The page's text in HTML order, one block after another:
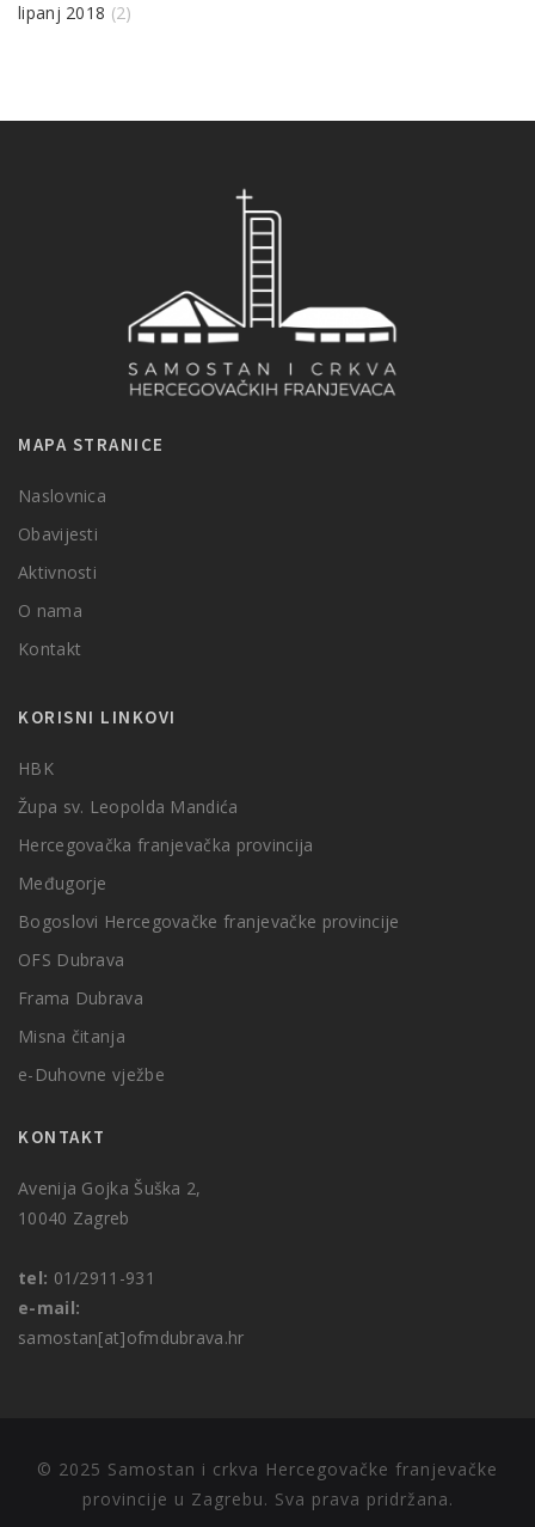
lipanj 2018 (2)
MAPA STRANICE
Naslovnica
Obavijesti
Aktivnosti
O nama
Kontakt
KORISNI LINKOVI
HBK
Župa sv. Leopolda Mandića
Hercegovačka franjevačka provincija
Međugorje
Bogoslovi Hercegovačke franjevačke provincije
OFS Dubrava
Frama Dubrava
Misna čitanja
e-Duhovne vježbe
KONTAKT
Avenija Gojka Šuška 2,
10040 Zagreb
tel: 01/2911-931
e-mail:
samostan[at]ofmdubrava.hr
© 2025 Samostan i crkva Hercegovačke franjevačke
provincije u Zagrebu. Sva prava pridržana.